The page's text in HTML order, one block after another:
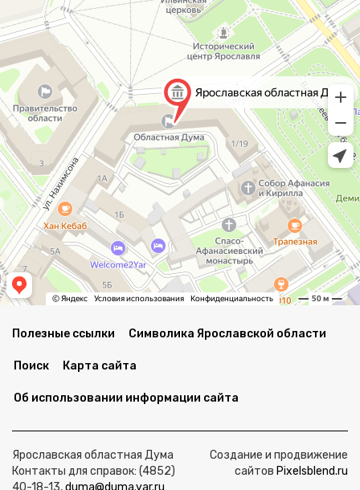
Полезные ссылки Символика Ярославской области
Поиск Карта сайта
Об использовании информации сайта
Ярославская областная Дума
Контакты для справок: (4852)
40-18-13,duma@duma.yar.ru
Создание и продвижение
сайтов Pixelsblend.ru